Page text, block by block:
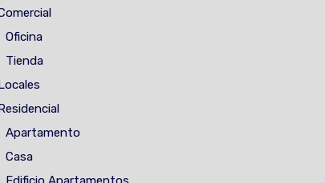
Oficina
Tienda
Apartamento
Casa